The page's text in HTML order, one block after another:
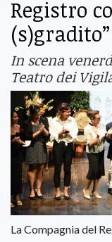
Registro
(s)gradito”
In scena
Teatro dei
La Compagnia del